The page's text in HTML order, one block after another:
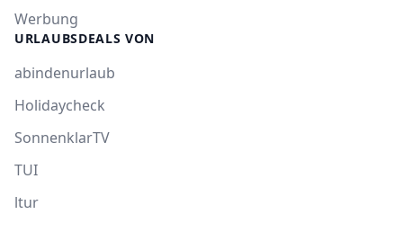
Werbung
URLAUBSDEALS VON
abindenurlaub
Holidaycheck
SonnenklarTV
TUI
ltur